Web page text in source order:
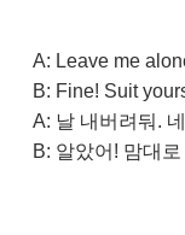
A: Leave me
B: Fine! Suit
A: 날 내버려둬.
B: 알았어! 맘대로